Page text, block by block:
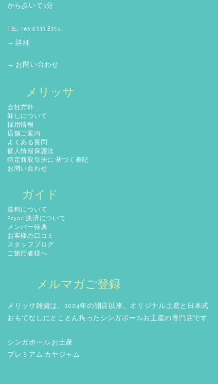
れました。
詳しく見る
から歩いて5分
TEL: +65 6333 8355
→ 詳細
→ お問い合わせ
メリッサ
会社方針
卸しについて
採用情報
店舗ご案内
よくある質問
個人情報保護法
特定商取引法に 基づく表記
お問い合わせ
ガイド
送料について
Paypal決済について
メンバー特典
お客様の口コミ
スタッフブログ
ご旅行者様へ
メルマガご登録
メリッサ雑貨は、2004年の開店以来、オリジナル土産と日本式
おもてなしにとことん拘ったシンガポールお土産の専門店です
シンガポール お土産
プレミアム カヤジャム